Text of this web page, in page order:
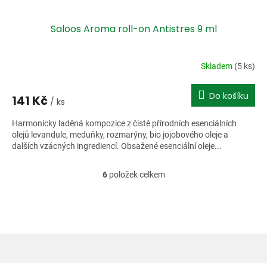
Saloos Aroma roll-on Antistres 9 ml
Skladem (5 ks)
141 Kč / ks Do košíku
Harmonicky laděná kompozice z čistě přírodních esenciálních
olejů levandule, meduňky, rozmarýny, bio jojobového oleje a
dalších vzácných ingrediencí. Obsažené esenciální oleje...
O
6položek celkem